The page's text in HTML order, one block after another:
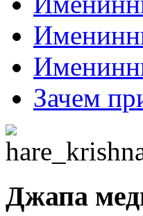
Зачем
Джапа